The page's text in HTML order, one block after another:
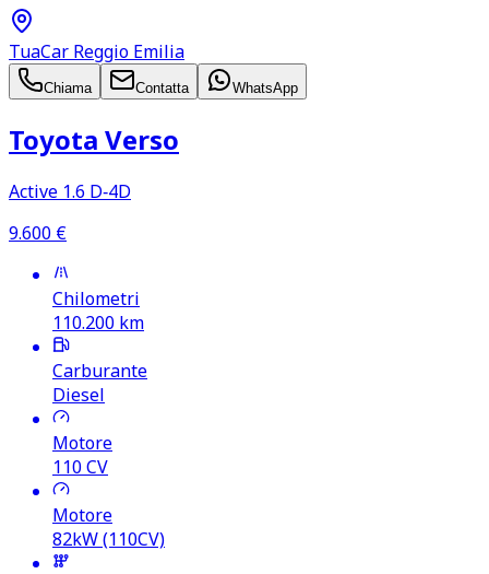
TuaCar Reggio Emilia
Chiama Contatta WhatsApp
Toyota Verso
Active 1.6 D‑4D
9.600 €
Chilometri
110.200 km
Carburante
Diesel
Motore
110CV
Motore
82kW (110CV)